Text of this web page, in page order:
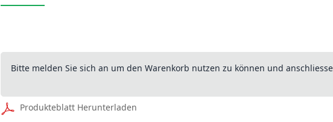
Bitte melden Sie sich an um den Warenkorb nutzen zu können und
Produkteblatt Herunterladen